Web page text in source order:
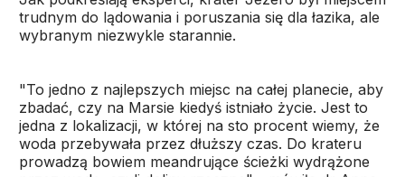
trudnym do lądowania i poruszania się dla łazika, ale
wybranym niezwykle starannie.
"To jedno z najlepszych miejsc na całej planecie, aby
zbadać, czy na Marsie kiedyś istniało życie. Jest to
jedna z lokalizacji, w której na sto procent wiemy, że
woda przebywała przez dłuższy czas. Do krateru
prowadzą bowiem meandrujące ścieżki wydrążone